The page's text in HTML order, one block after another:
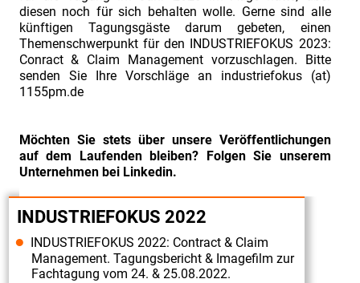
diesen noch für sich behalten wolle. Gerne sind alle
künftigen Tagungsgäste darum gebeten, einen
Themenschwerpunkt für den INDUSTRIEFOKUS 2023:
Conract & Claim Management vorzuschlagen. Bitte
senden Sie Ihre Vorschläge an industriefokus (at)
1155pm.de
Möchten Sie stets über unsere Veröffentlichungen
auf dem Laufenden bleiben? Folgen Sie unserem
Unternehmen bei Linkedin.
INDUSTRIEFOKUS 2022
INDUSTRIEFOKUS 2022: Contract & Claim
Management. Tagungsbericht & Imagefilm zur
Fachtagung vom 24. & 25.08.2022.